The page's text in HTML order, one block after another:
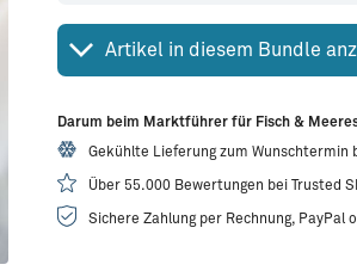
Artikel in diesem Bundle
Darum beim Marktführer für Fisch &
Gekühlte Lieferung zum Wunschtermin
Über 55.000 Bewertungen bei Trusted
Sichere Zahlung per Rechnung, PayPal